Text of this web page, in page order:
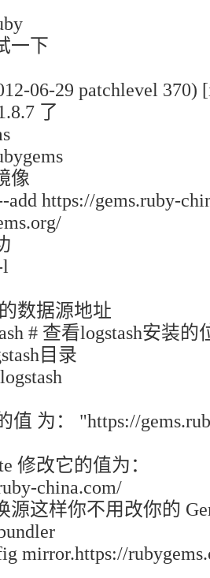
一下
06-29 patchlevel
了
像
add https://gems.ruby-
l
数据源地址
# 查看logstash安装
目录
值 为： "https://
修改它的值为：
china.com/
源这样你不用改你的
mirror.https://